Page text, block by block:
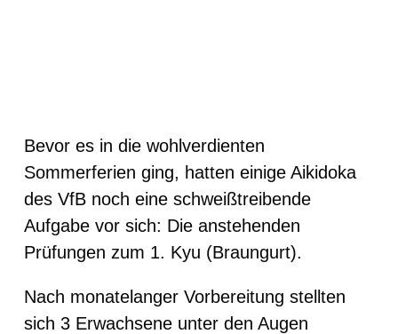
Bevor es in die wohlverdienten
Sommerferien ging, hatten einige Aikidoka
des VfB noch eine schweißtreibende
Aufgabe vor sich: Die anstehenden
Prüfungen zum 1. Kyu (Braungurt).
Nach monatelanger Vorbereitung stellten
sich 3 Erwachsene unter den Augen